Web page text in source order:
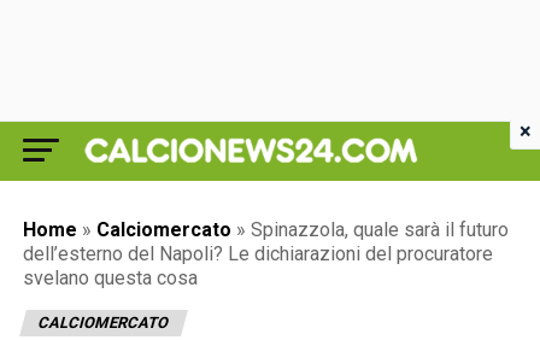
Home » Calciomercato » Spinazzola, quale sarà il futuro
dell’esterno del Napoli? Le dichiarazioni del procuratore
svelano questa cosa
CALCIOMERCATO
×